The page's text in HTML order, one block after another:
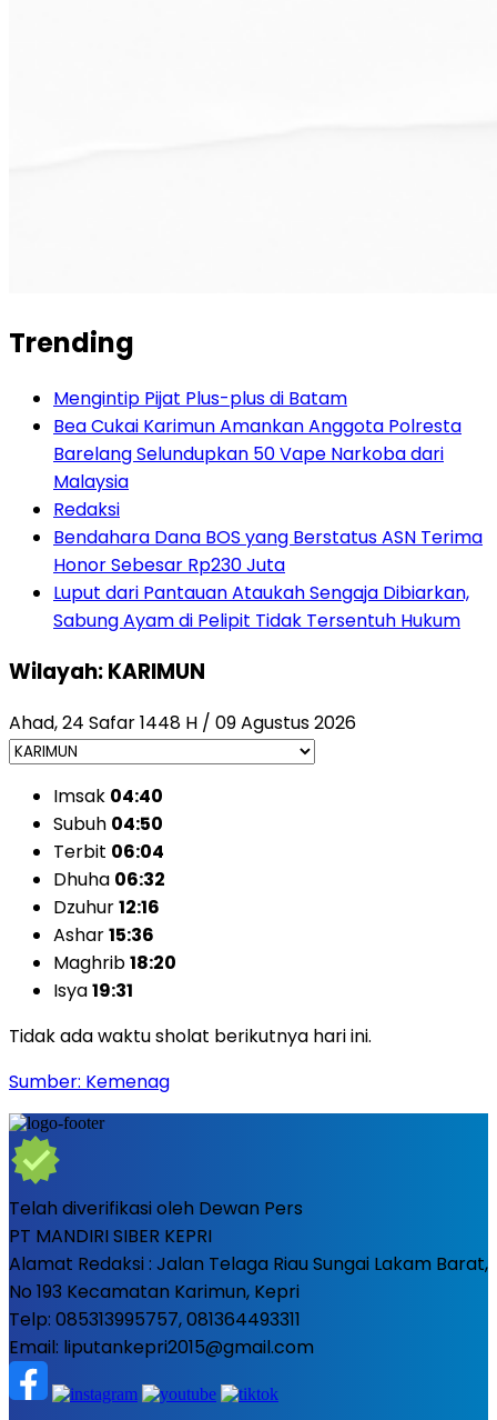
Trending
Mengintip Pijat Plus-plus di Batam
Bea Cukai Karimun Amankan Anggota Polresta
Barelang Selundupkan 50 Vape Narkoba dari
Malaysia
Redaksi
Bendahara Dana BOS yang Berstatus ASN Terima
Honor Sebesar Rp230 Juta
Luput dari Pantauan Ataukah Sengaja Dibiarkan,
Sabung Ayam di Pelipit Tidak Tersentuh Hukum
Wilayah: KARIMUN
Ahad, 24 Safar 1448 H / 09 Agustus 2026
Imsak 04:40
Subuh 04:50
Terbit 06:04
Dhuha 06:32
Dzuhur12:16
Ashar15:36
Maghrib18:20
Isya19:31
Tidak ada waktu sholat berikutnya hari ini.
Sumber: Kemenag
Telah diverifikasi oleh Dewan Pers
PT MANDIRI SIBER KEPRI
Alamat Redaksi : Jalan Telaga Riau Sungai Lakam Barat,
No 193 Kecamatan Karimun, Kepri
Telp: 085313995757, 081364493311
Email: liputankepri2015@gmail.com